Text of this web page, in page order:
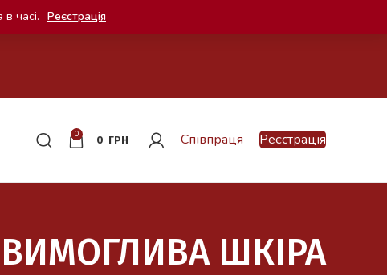
0
0 ГРН Співпраця Реєстрація
ВИМОГЛИВА ШКІРА
часі. Реєстрація